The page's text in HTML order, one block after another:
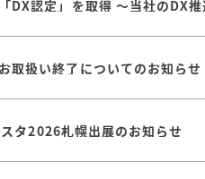
扱い終了についてのお知らせ
タ2026札幌出展のお知らせ